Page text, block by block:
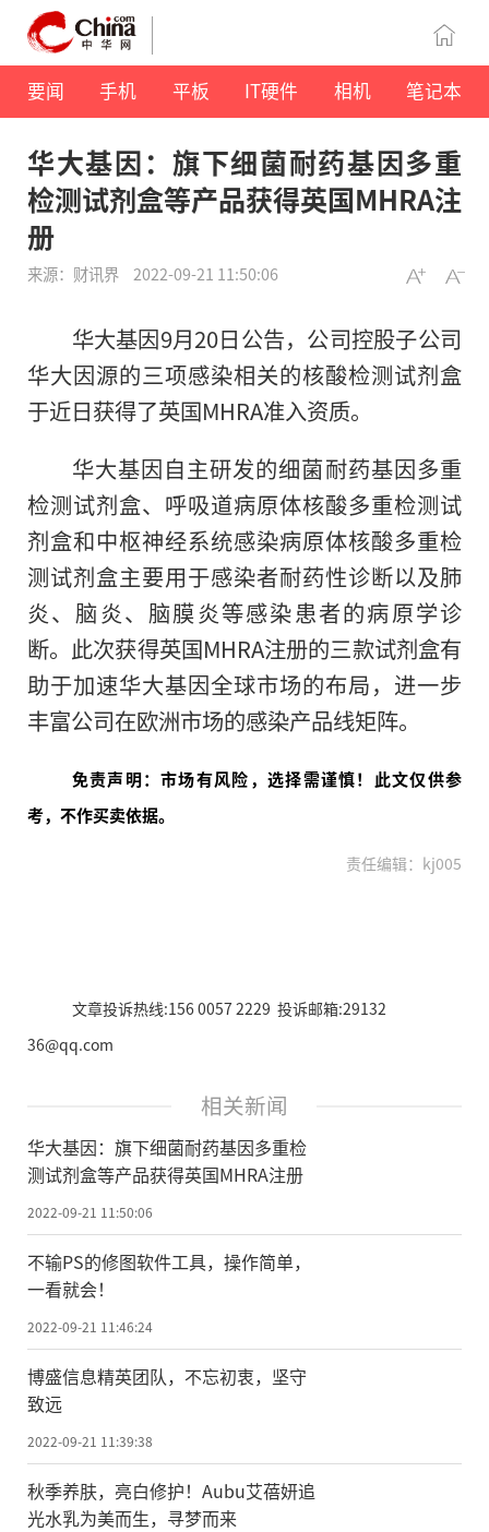
要闻 手机 平板 IT硬件 相机 笔记本
华大基因：旗下细菌耐药基因多重
检测试剂盒等产品获得英国MHRA注
册
来源：财讯界 2022-09-21 11:50:06
华大基因9月20日公告，公司控股子公司
华大因源的三项感染相关的核酸检测试剂盒
于近日获得了英国MHRA准入资质。
华大基因自主研发的细菌耐药基因多重
检测试剂盒、呼吸道病原体核酸多重检测试
剂盒和中枢神经系统感染病原体核酸多重检
测试剂盒主要用于感染者耐药性诊断以及肺
炎、脑炎、脑膜炎等感染患者的病原学诊
断。此次获得英国MHRA注册的三款试剂盒有
助于加速华大基因全球市场的布局，进一步
丰富公司在欧洲市场的感染产品线矩阵。
免责声明：市场有风险，选择需谨慎！此文仅供参
考，不作买卖依据。
责任编辑：kj005
文章投诉热线:156 0057 2229 投诉邮箱:29132
36@qq.com
相关新闻
华大基因：旗下细菌耐药基因多重检
测试剂盒等产品获得英国MHRA注册
2022-09-21 11:50:06
不输PS的修图软件工具，操作简单，
一看就会！
2022-09-21 11:46:24
博盛信息精英团队，不忘初衷，坚守
致远
2022-09-21 11:39:38
秋季养肤，亮白修护！Aubu艾蓓妍追
光水乳为美而生，寻梦而来